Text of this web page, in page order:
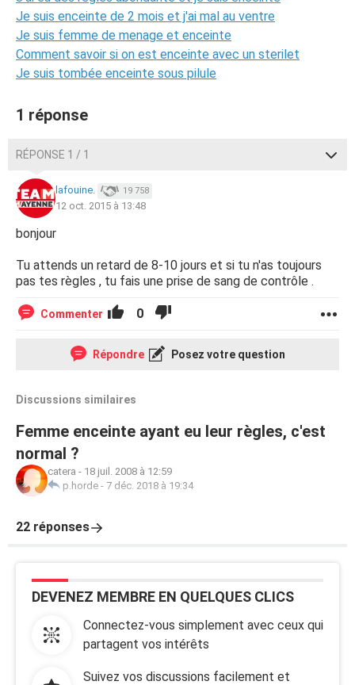
Je suis enceinte de 2 mois et j'ai mal au ventre
Je suis femme de menage et enceinte
Comment savoir si on est enceinte avec un sterilet
Je suis tombée enceinte sous pilule
1 réponse
RÉPONSE 1 / 1
lafouine. 19 758
12 oct. 2015 à 13:48
bonjour
Tu attends un retard de 8-10 jours et si tu n'as toujours
pas tes règles , tu fais une prise de sang de contrôle .
Commenter 0
Répondre Posez votre question
Discussions similaires
Femme enceinte ayant eu leur règles, c'est
normal ?
catera - 18 juil. 2008 à 12:59
p.horde - 7 déc. 2018 à 19:34
22 réponses
DEVENEZ MEMBRE EN QUELQUES CLICS
Connectez-vous simplement avec ceux qui
partagent vos intérêts
Suivez vos discussions facilement et